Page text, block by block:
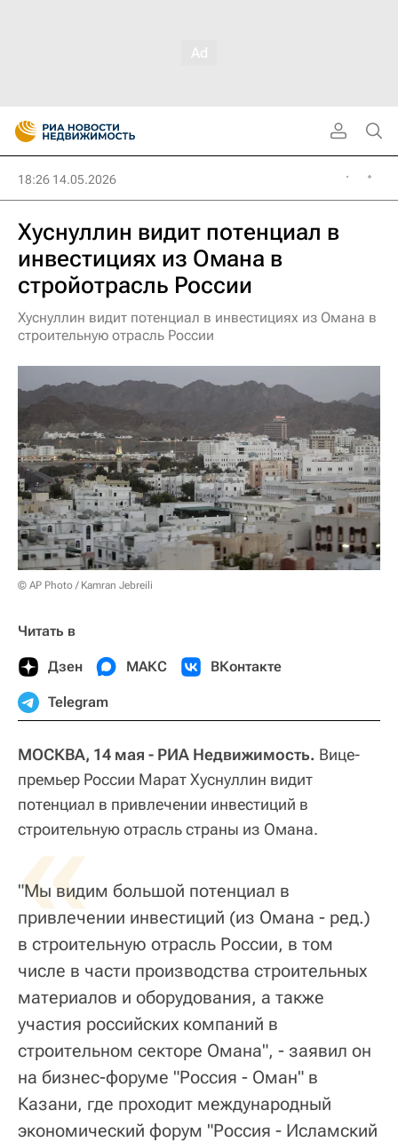
18:26 14.05.2026
Хуснуллин видит потенциал в
инвестициях из Омана в
стройотрасль России
Хуснуллин видит потенциал в инвестициях из Омана в
строительную отрасль России
© AP Photo / Kamran Jebreili
Читать в
Дзен МАКС ВКонтакте
Telegram
МОСКВА, 14 мая - РИА Недвижимость. Вице-
премьер России Марат Хуснуллин видит
потенциал в привлечении инвестиций в
строительную отрасль страны из Омана.
«
"Мы видим большой потенциал в
привлечении инвестиций (из Омана - ред.)
в строительную отрасль России, в том
числе в части производства строительных
материалов и оборудования, а также
участия российских компаний в
строительном секторе Омана", - заявил он
на бизнес-форуме "Россия - Оман" в
Казани, где проходит международный
экономический форум "Россия - Исламский